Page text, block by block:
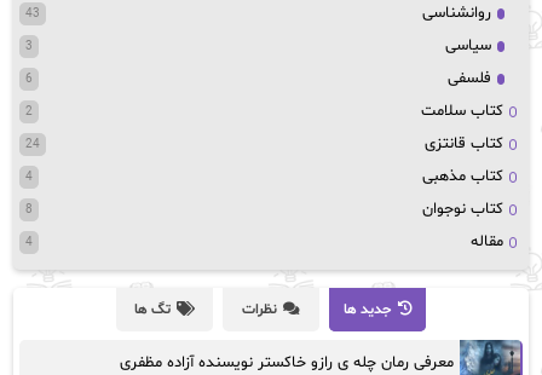
روانشناسی 43
سیاسی 3
فلسفی 6
کتاب سلامت 2
کتاب قانتزی 24
کتاب مذهبی 4
کتاب نوجوان 8
مقاله 4
جدید ها نظرات تگ ها
معرفی رمان چله ی رازو خاکستر نویسنده آزاده مظفری